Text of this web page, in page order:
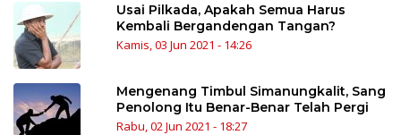
Usai Pilkada, Apakah Semua Harus
Kembali Bergandengan Tangan?
Kamis, 03 Jun 2021 - 14:26
Mengenang Timbul Simanungkalit, Sang
Penolong Itu Benar-Benar Telah Pergi
Rabu, 02 Jun 2021 - 18:27